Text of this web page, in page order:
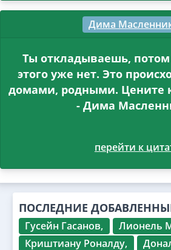
Дима
Ты откладываешь,
этого уже нет. Это
домами, родными. Цените
- Дима
перейти к
ПОСЛЕДНИЕ
Гусейн Гасанов,
Лионель
Криштиану Роналду,